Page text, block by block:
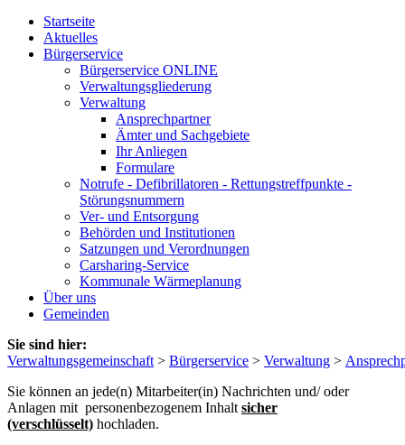
Startseite
Aktuelles
Bürgerservice
Bürgerservice ONLINE
Verwaltungsgliederung
Verwaltung
Ansprechpartner
Ämter und Sachgebiete
Ihr Anliegen
Formulare
Notrufe - Defibrillatoren - Rettungstreffpunkte -
Störungsnummern
Ver- und Entsorgung
Behörden und Institutionen
Satzungen und Verordnungen
Carsharing-Service
Kommunale Wärmeplanung
Über uns
Gemeinden
Sie sind hier:
Verwaltungsgemeinschaft > Bürgerservice > Verwaltung >
Sie können an jede(n) Mitarbeiter(in) Nachrichten und/ oder
Anlagen mit personenbezogenem Inhalt sicher
(verschlüsselt) hochladen.